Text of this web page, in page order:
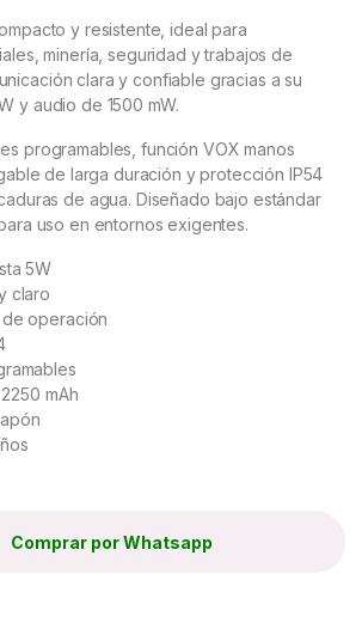
y resistente, ideal para
minería, seguridad y trabajos de
clara y confiable gracias a su
y audio de 1500 mW.
programables, función VOX manos
de larga duración y protección IP54
de agua. Diseñado bajo estándar
uso en entornos exigentes.
5W
claro
de operación
mAh
Comprar por Whatsapp